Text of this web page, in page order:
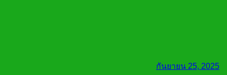
กันยายน 25, 2025